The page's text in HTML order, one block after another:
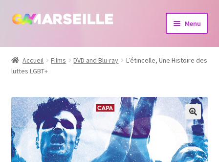
Aller
navigation
Aller
Menu
Boutique
Bijoux
Calendrier
Dvd
Livres
Accueil Films DVD and Blu-ray
L’étincelle, Une Histoire des
luttes LGBT+